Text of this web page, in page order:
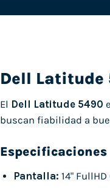
Dell Latitude
El Dell Latitude 5490
buscan fiabilidad a
Especificaciones
Pantalla: 14"